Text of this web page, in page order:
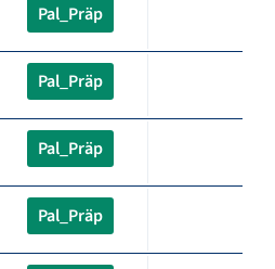
Pal_Präp
Pal_Präp
Pal_Präp
Pal_Präp